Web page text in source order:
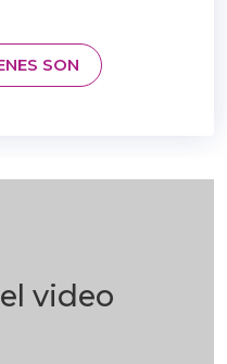
SON
video